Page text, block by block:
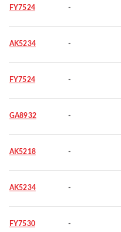
FY7524 -
AK5234 -
FY7524 -
GA8932 -
AK5218 -
AK5234 -
FY7530 -